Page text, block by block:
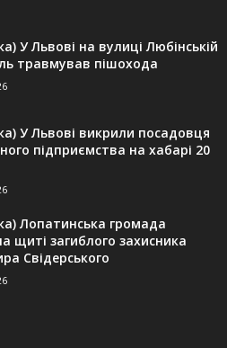
У Львові на вулиці Любінській
травмував пішохода
У Львові викрили посадовця
підприємства на хабарі 20
Лопатинська громада
щиті загиблого захисника
Свідерського